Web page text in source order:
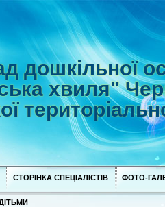
дошкільної
хвиля"
СТОРІНКА СПЕЦІАЛІСТІВ ФОТО-